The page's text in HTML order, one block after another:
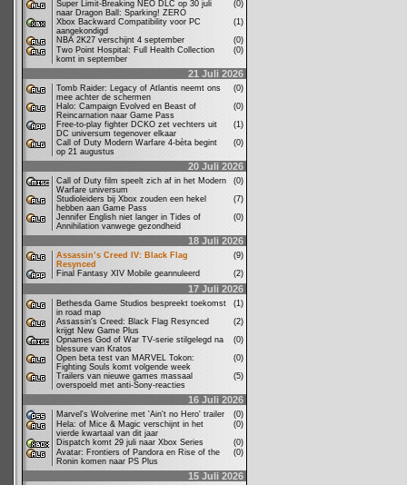
Super Limit-Breaking NEO DLC op 30 juli
naar Dragon Ball: Sparking! ZERO
(0)
Xbox Backward Compatibility voor PC
aangekondigd
(1)
NBA 2K27 verschijnt 4 september
(0)
Two Point Hospital: Full Health Collection
komt in september
(0)
21 Juli 2026
Tomb Raider: Legacy of Atlantis neemt ons
mee achter de schermen
(0)
Halo: Campaign Evolved en Beast of
Reincarnation naar Game Pass
(0)
Free-to-play fighter DCKO zet vechters uit
DC universum tegenover elkaar
(1)
Call of Duty Modern Warfare 4-bèta begint
op 21 augustus
(0)
20 Juli 2026
Call of Duty film speelt zich af in het Modern
Warfare universum
(0)
Studioleiders bij Xbox zouden een hekel
hebben aan Game Pass
(7)
Jennifer English niet langer in Tides of
Annihilation vanwege gezondheid
(0)
18 Juli 2026
Assassin’s Creed IV: Black Flag
Resynced
(9)
Final Fantasy XIV Mobile geannuleerd
(2)
17 Juli 2026
Bethesda Game Studios bespreekt toekomst
in road map
(1)
Assassin's Creed: Black Flag Resynced
krijgt New Game Plus
(2)
Opnames God of War TV-serie stilgelegd na
blessure van Kratos
(0)
Open beta test van MARVEL Tokon:
Fighting Souls komt volgende week
(0)
Trailers van nieuwe games massaal
overspoeld met anti-Sony-reacties
(5)
16 Juli 2026
Marvel's Wolverine met 'Ain't no Hero' trailer
(0)
Hela: of Mice & Magic verschijnt in het
vierde kwartaal van dit jaar
(0)
Dispatch komt 29 juli naar Xbox Series
(0)
Avatar: Frontiers of Pandora en Rise of the
Ronin komen naar PS Plus
(0)
15 Juli 2026